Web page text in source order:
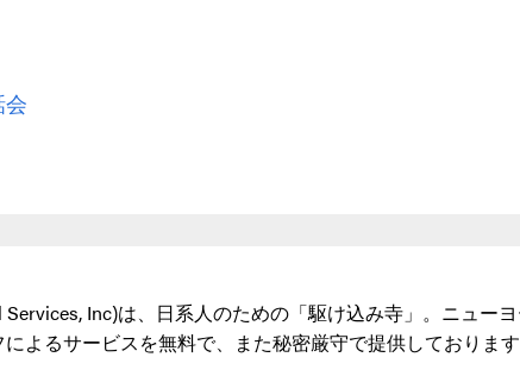
Inc)は、日系人のための「駆け込み寺」。ニュー
よるサービスを無料で、また秘密厳守で提供しております